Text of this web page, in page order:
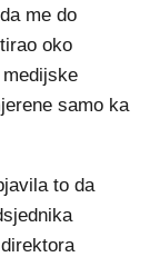
me do
oko
samo ka
to da